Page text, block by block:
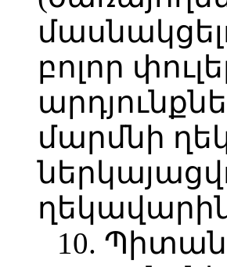
բոլոր
մարմնի
10.